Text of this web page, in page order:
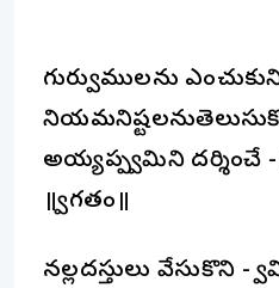
గురుస్వాములను
అయ్యప్పస్వామిని దర్శించే -
॥స్వాగతం॥
నల్లదస్తులు వేసుకొని -